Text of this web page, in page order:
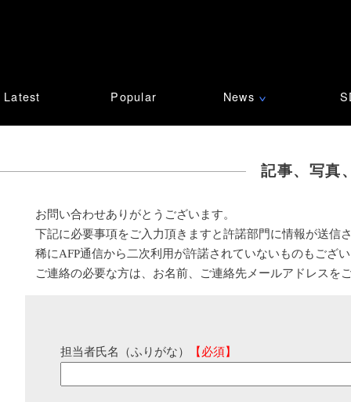
Latest Popular News ∨
記事、写真
お問い合わせありがとうございます。
下記に必要事項をご入力頂きますと許諾部門に情報が送信
稀にAFP通信から二次利用が許諾されていないものもござ
ご連絡の必要な方は、お名前、ご連絡先メールアドレスを
担当者氏名（ふりがな） 【必須】